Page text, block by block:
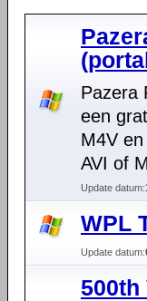
Pazera
een
M4V
AVI of
Update datum:
WPL
Update datum:
500th